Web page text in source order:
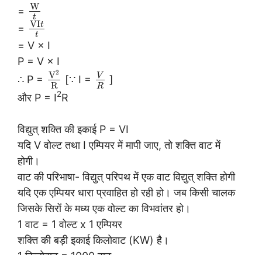
= W
t
= VIt
t
= V × I
P = V × I
∴ P =
V2
R [∵ I =
V
R
]
और P = I2R
विद्युत् शक्ति की इकाई P = VI
यदि V वोल्ट तथा I एम्पियर में मापी जाए, तो शक्ति वाट में
होगी।
वाट की परिभाषा- विद्युत् परिपथ में एक वाट विद्युत् शक्ति होगी
यदि एक एम्पियर धारा प्रवाहित हो रही हो। जब किसी चालक
जिसके सिरों के मध्य एक वोल्ट का विभवांतर हो।
1 वाट = 1 वोल्ट x 1 एम्पियर
शक्ति की बड़ी इकाई किलोवाट (KW) है।